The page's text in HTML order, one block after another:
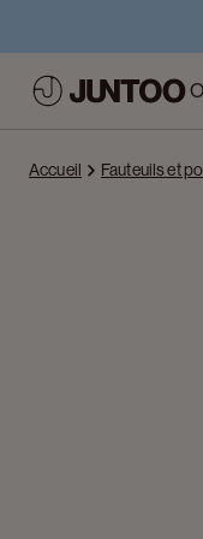
Accueil Fauteuils et